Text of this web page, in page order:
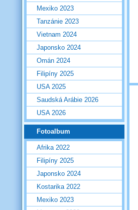
Mexiko 2023
Tanzánie 2023
Vietnam 2024
Japonsko 2024
Omán 2024
Filipíny 2025
USA 2025
Saudská Arábie 2026
USA 2026
Fotoalbum
Afrika 2022
Filipíny 2025
Japonsko 2024
Kostarika 2022
Mexiko 2023